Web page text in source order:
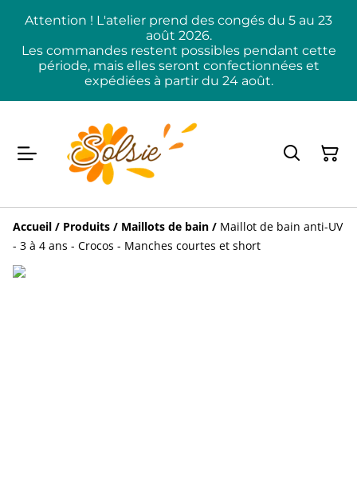
Attention ! L'atelier prend des congés du 5 au 23
août 2026.
Les commandes restent possibles pendant cette
période, mais elles seront confectionnées et
expédiées à partir du 24 août.
Accueil / Produits / Maillots de bain / Maillot de bain anti-UV
- 3 à 4 ans - Crocos - Manches courtes et short